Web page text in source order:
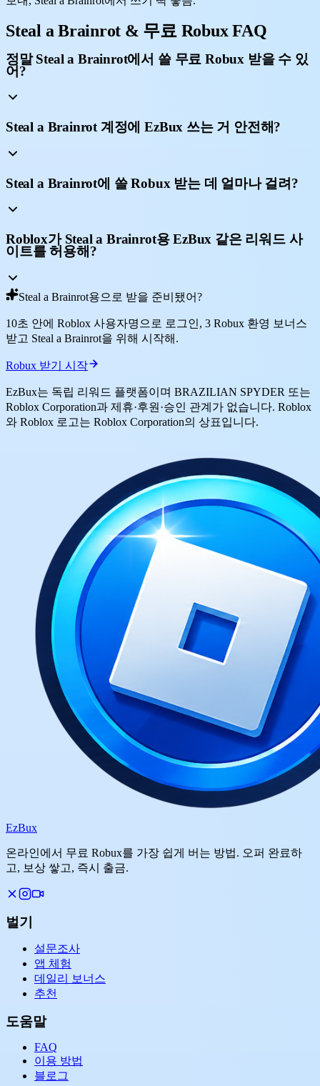
Steal a Brainrot & 무료 Robux FAQ
정말 Steal a Brainrot에서 쓸 무료 Robux 받을 수 있
어?
Steal a Brainrot 계정에 EzBux 쓰는 거 안전해?
Steal a Brainrot에 쓸 Robux 받는 데 얼마나 걸려?
Roblox가 Steal a Brainrot용 EzBux 같은 리워드 사
이트를 허용해?
Steal a Brainrot용으로 받을 준비됐어?
10초 안에 Roblox 사용자명으로 로그인, 3 Robux 환영 보너스
받고 Steal a Brainrot을 위해 시작해.
Robux 받기 시작
EzBux는 독립 리워드 플랫폼이며 BRAZILIAN SPYDER 또는
Roblox Corporation과 제휴·후원·승인 관계가 없습니다. Roblox
와 Roblox 로고는 Roblox Corporation의 상표입니다.
EzBux
온라인에서 무료 Robux를 가장 쉽게 버는 방법. 오퍼 완료하
고, 보상 쌓고, 즉시 출금.
벌기
설문조사
앱 체험
데일리 보너스
추천
도움말
FAQ
이용 방법
블로그